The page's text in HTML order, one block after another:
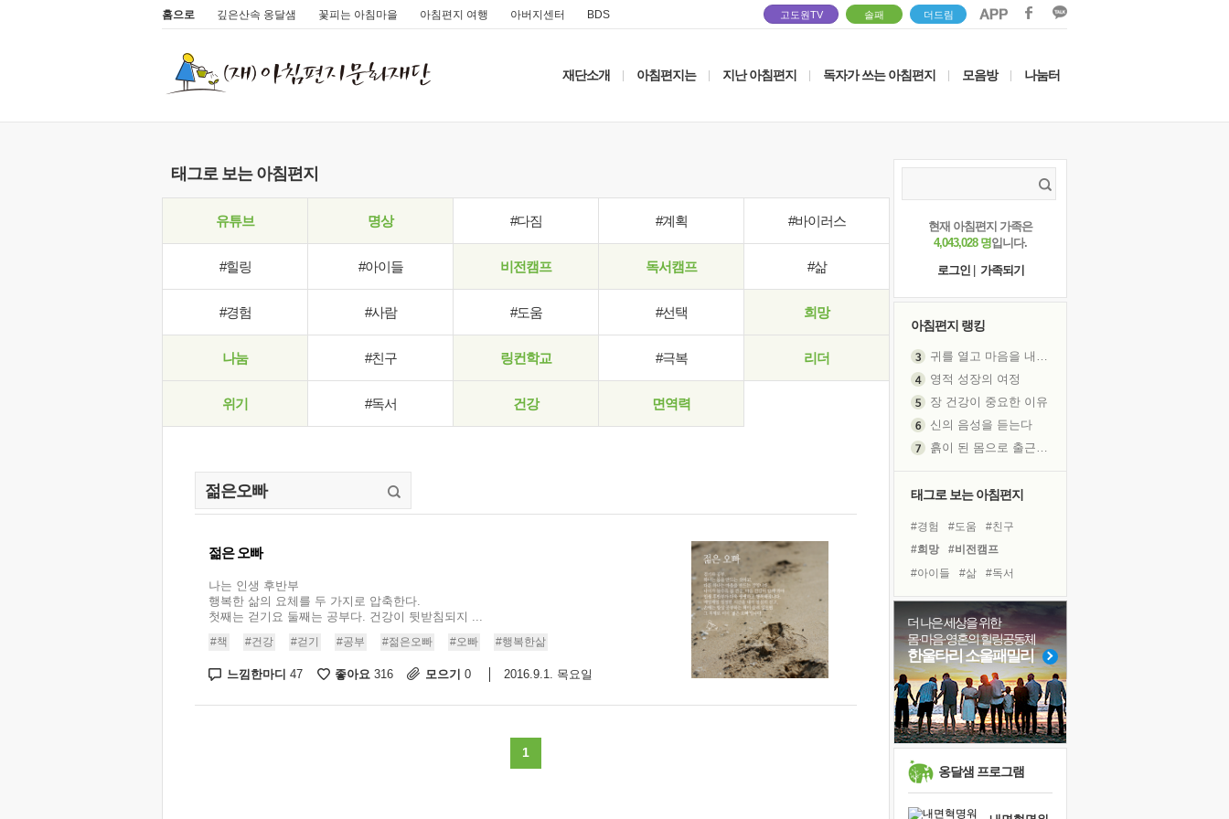
홈으로 깊은산속 옹달샘 꽃피는 아침마을 아침편지 여행 아버지센터 BDS 고도원TV 솔패 더드림
재단소개 아침편지는 지난 아침편지 독자가 쓰는 아침편지 모음방 나눔터
태그로 보는 아침편지
유튜브 명상 #다짐 #계획 #바이러스
#힐링 #아이들 비전캠프 독서캠프 #삶
#경험 #사람 #도움 #선택 희망
나눔 #친구 링컨학교 #극복 리더
위기 #독서 건강 면역력
젊은 오빠
나는 인생 후반부
행복한 삶의 요체를 두 가지로 압축한다.
첫째는 걷기요 둘째는 공부다. 건강이 뒷받침되지 ...
#책 #건강 #걷기 #공부 #젊은오빠 #오빠 #행복한삶
느낌한마디 47 좋아요 316 모으기 0 2016.9.1. 목요일
1
현재 아침편지 가족은
4,043,028 명입니다.
로그인
가족되기
아침편지 랭킹
귀를 열고 마음을 내어주고
영적 성장의 여정
장 건강이 중요한 이유
신의 음성을 듣는다
흙이 된 몸으로 출근하는 여자
졸업식 사진을 보며
극심한 변비, 어깨결림, 수면 장애
아픈 아버지를 위한 공간 설계
슬럼프
보고 싶은 어머니
유년 시절의 부산 영도 바다
못된 꼰대들
희망이란
'모른다'는 것
태그로 보는 아침편지
#경험 #도움
#친구
#희망
#비전캠프
#아이들
#삶
#독서
#위기
#명상
#사람
#독서캠프
#선택
#건강
#면역력
#바이러스
#링컨학교
#유튜브
#다짐
#힐링 #계획
더 나은 세상을 위한
몸·마음·영혼의 힐링공동체
한울타리 소울패밀리
옹달샘 프로그램